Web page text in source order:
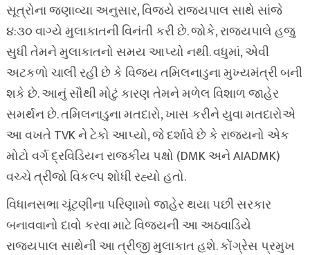
સૂત્રોના જણાવ્યા અનુસાર, વિજયે રાજ્યપાલ સાથે સાંજે
૪:૩૦ વાગ્યે મુલાકાતની વિનંતી કરી છે. જોકે, રાજ્યપાલે હજુ
સુધી તેમને મુલાકાતનો સમય આપ્યો નથી. વધુમાં, એવી
અટકળો ચાલી રહી છે કે વિજય તમિલનાડુના મુખ્યમંત્રી બની
શકે છે. આનું સૌથી મોટું કારણ તેમને મળેલ વિશાળ જાહેર
સમર્થન છે. તમિલનાડુના મતદારો, ખાસ કરીને યુવા મતદારોએ
આ વખતે TVK ને ટેકો આપ્યો, જે દર્શાવે છે કે રાજ્યનો એક
મોટો વર્ગ દ્રવિડિયન રાજકીય પક્ષો (DMK અને AIADMK)
વચ્ચે ત્રીજો વિકલ્પ શોધી રહ્યો હતો.
વિધાનસભા ચૂંટણીના પરિણામો જાહેર થયા પછી સરકાર
બનાવવાનો દાવો કરવા માટે વિજયની આ અઠવાડિયે
રાજ્યપાલ સાથેની આ ત્રીજી મુલાકાત હશે. કોંગ્રેસ પ્રમુખ